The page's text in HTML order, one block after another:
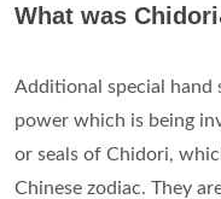
What was
Additional special hand
power which is being
or seals of Chidori,
Chinese zodiac. They